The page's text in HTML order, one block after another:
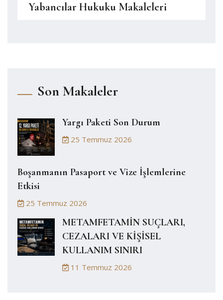
Yabancılar Hukuku Makaleleri
Son Makaleler
Yargı Paketi Son Durum
25 Temmuz 2026
Boşanmanın Pasaport ve Vize İşlemlerine
Etkisi
25 Temmuz 2026
METAMFETAMİN SUÇLARI,
CEZALARI VE KİŞİSEL
KULLANIM SINIRI
11 Temmuz 2026